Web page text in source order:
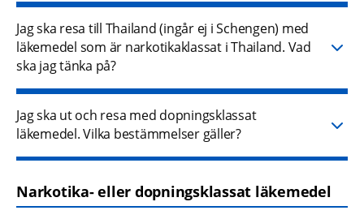
Jag ska resa till Thailand (ingår ej i Schengen) med
läkemedel som är narkotikaklassat i Thailand. Vad
ska jag tänka på?
Jag ska ut och resa med dopningsklassat
läkemedel. Vilka bestämmelser gäller?
Narkotika- eller dopningsklassat läkemedel